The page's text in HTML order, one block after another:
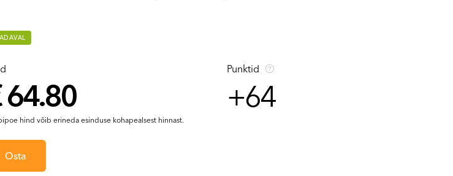
64.80
hind võib erineda esinduse kohapealsest hinnast.
Punktid
+64
Osta